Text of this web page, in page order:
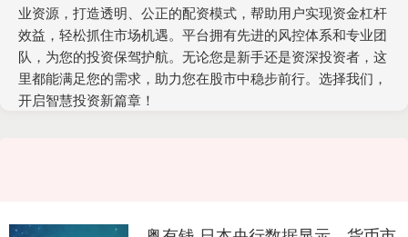
业资源，打造透明、公正的配资模式，帮助用户实现资金杠杆
效益，轻松抓住市场机遇。平台拥有先进的风控体系和专业团
队，为您的投资保驾护航。无论您是新手还是资深投资者，这
里都能满足您的需求，助力您在股市中稳步前行。选择我们，
开启智慧投资新篇章！